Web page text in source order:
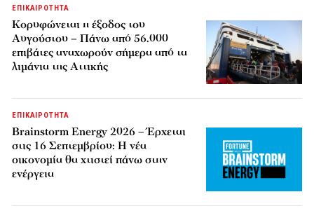
ΕΠΙΚΑΙΡΟΤΗΤΑ
Κορυφώνεται η έξοδος του
Αυγούστου – Πάνω από 56.000
επιβάτες αναχωρούν σήμερα από τα
λιμάνια της Αττικής
ΕΠΙΚΑΙΡΟΤΗΤΑ
Brainstorm Energy 2026 – Έρχεται
στις 16 Σεπτεμβρίου: Η νέα
οικονομία θα χτιστεί πάνω στην
ενέργεια